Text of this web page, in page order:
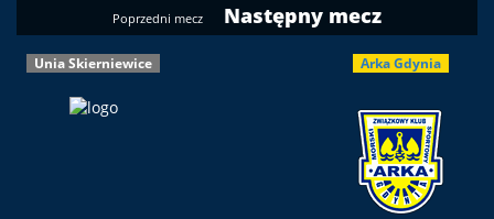
Poprzedni mecz Następny mecz
Unia Skierniewice Arka Gdynia